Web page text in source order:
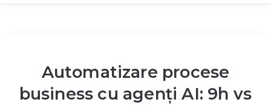
Automatizare procese
business cu agenți AI: 9h vs